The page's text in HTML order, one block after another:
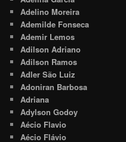
Adelino Moreira
Ademilde Fonseca
Ademir Lemos
Adilson Adriano
Adilson Ramos
Adler São Luiz
Adoniran Barbosa
Adriana
Adylson Godoy
Aécio Flavio
Aécio Flávio